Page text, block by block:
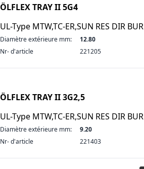
ÖLFLEX TRAY II 5G4
UL-Type MTW,TC-ER,SUN RES DIR BUR
Diamètre extérieure mm:
12.80
Nr- d'article
221205
ÖLFLEX TRAY II 3G2,5
UL-Type MTW,TC-ER,SUN RES DIR BUR
Diamètre extérieure mm:
9.20
Nr- d'article
221403